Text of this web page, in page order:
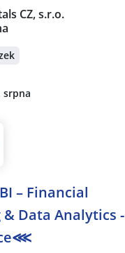
CZ, s.r.o.
srpna
– Financial
Data Analytics -